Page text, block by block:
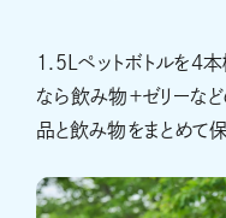
1.5Lペットボトルを4
なら飲み物＋ゼリーな
品と飲み物をまとめて